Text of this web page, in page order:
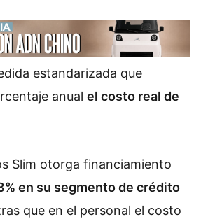
estandarizada que
anual el costo real de
Slim otorga financiamiento
en su segmento de crédito
que en el personal el costo